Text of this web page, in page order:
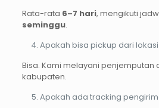
Rata-rata 6–7 hari, mengikuti
seminggu.
Apakah bisa pickup dari
Bisa. Kami melayani penjemputan
kabupaten.
Apakah ada tracking